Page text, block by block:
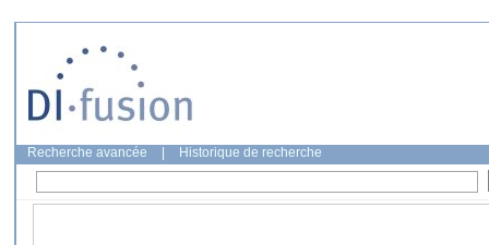
Recherche avancée Historique de recherche